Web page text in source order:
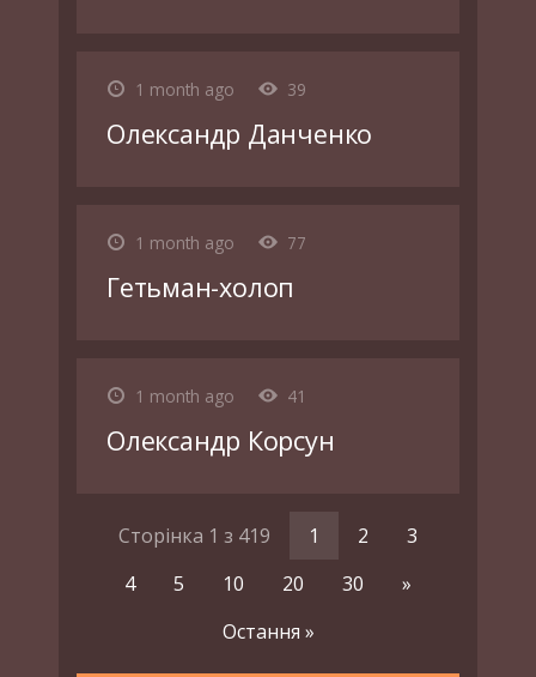
1 month ago 39
Олександр Данченко
1 month ago 77
Гетьман-холоп
1 month ago 41
Олександр Корсун
Сторінка 1 з 419 1 2
3
4
5 10 20 30
»
Остання »